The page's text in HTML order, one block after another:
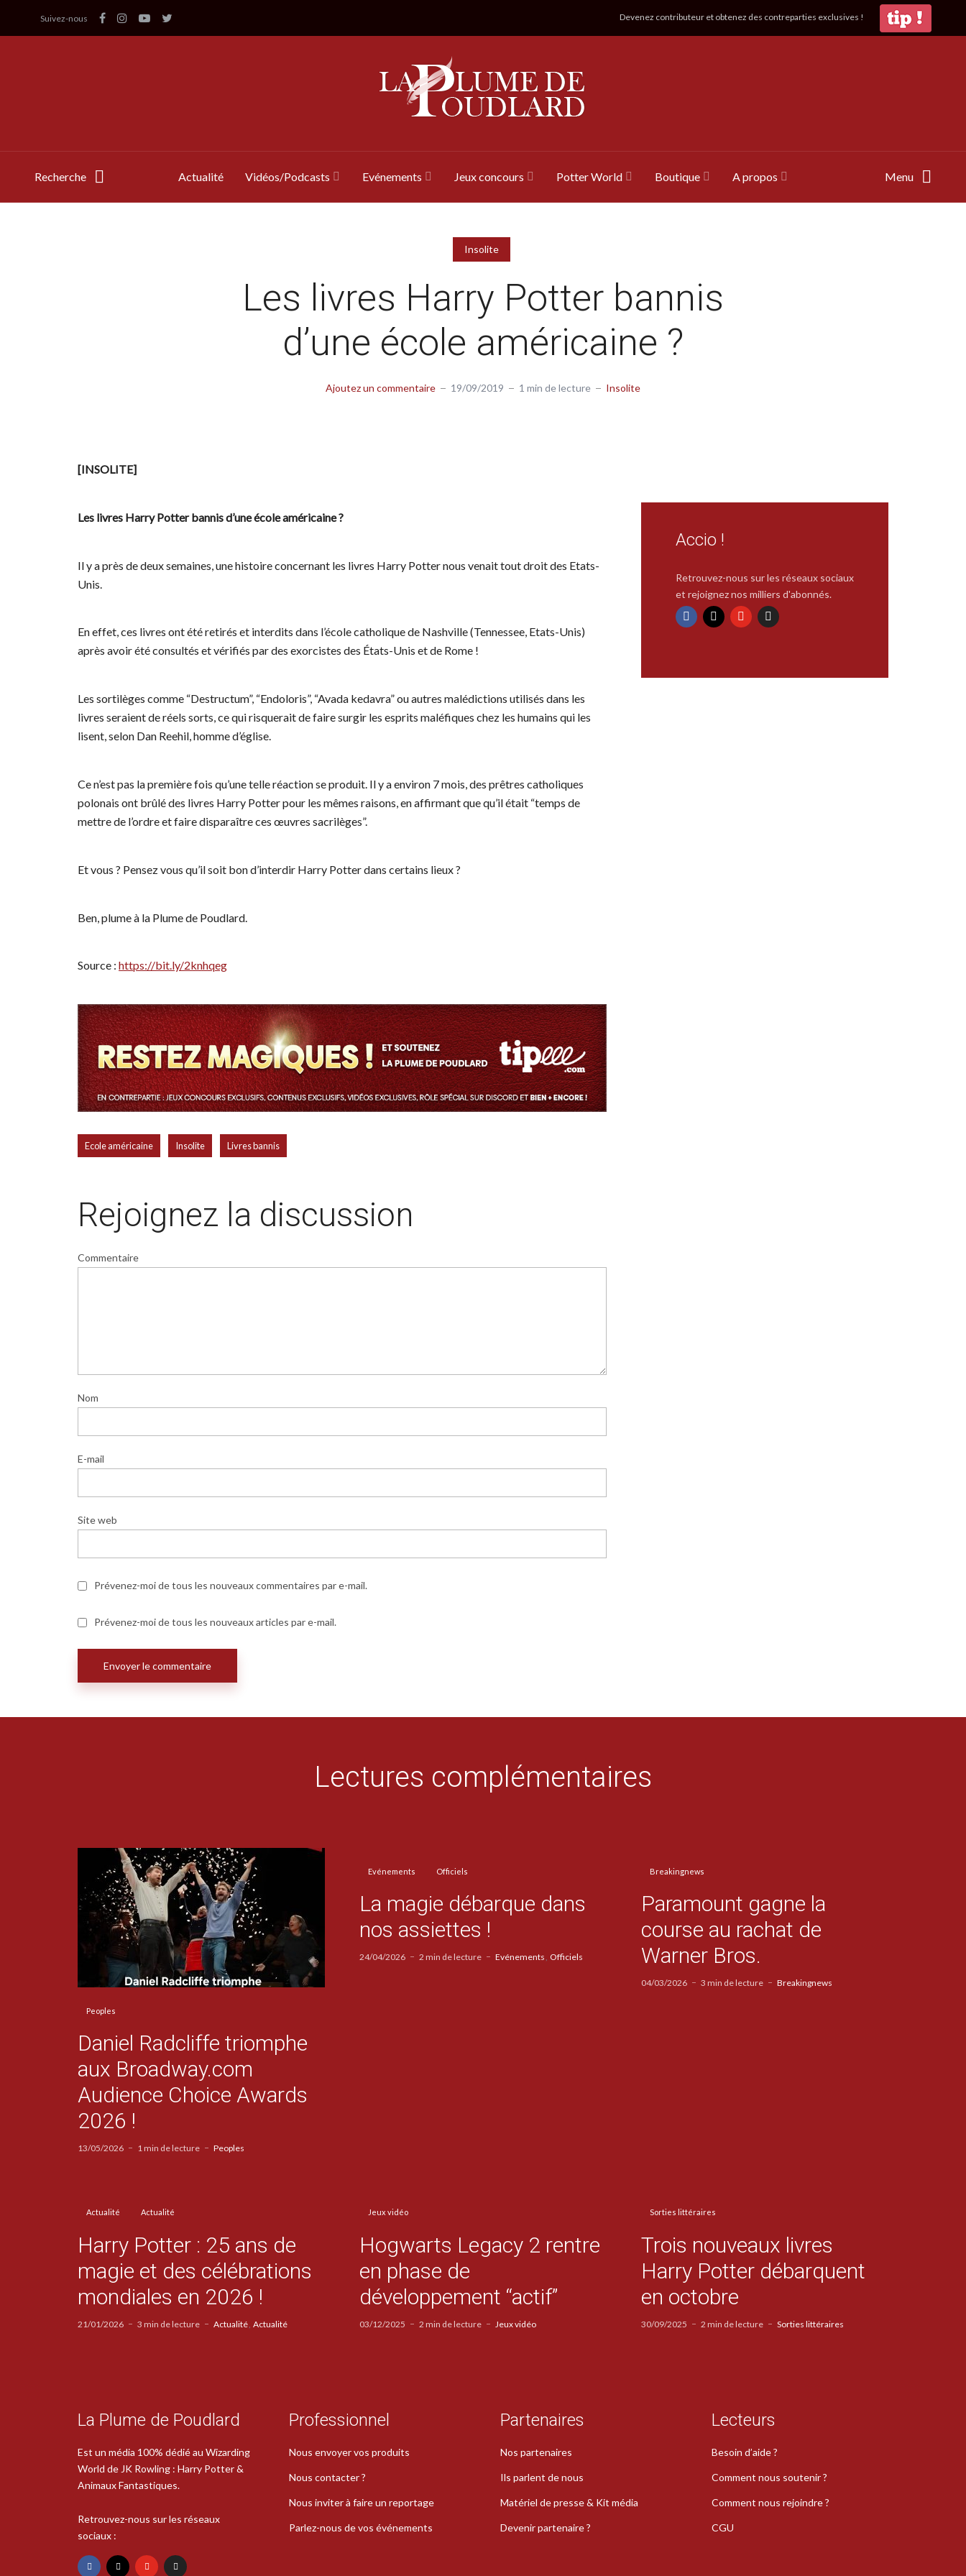
Suivez-nous Devenez contributeur et obtenez des contreparties exclusives !
Recherche Actualité Vidéos/Podcasts Evénements Jeux concours Potter World Boutique A propos Menu
Insolite
Les livres Harry Potter bannis
d’une école américaine ?
Ajoutez un commentaire 19/09/2019 1 min de lecture Insolite
[INSOLITE]
Les livres Harry Potter bannis d’une école américaine ?
Il y a près de deux semaines, une histoire concernant les livres Harry Potter nous venait tout droit des Etats-
Unis.
En effet, ces livres ont été retirés et interdits dans l’école catholique de Nashville (Tennessee, Etats-Unis)
après avoir été consultés et vérifiés par des exorcistes des États-Unis et de Rome !
Les sortilèges comme “Destructum”, “Endoloris”, “Avada kedavra” ou autres malédictions utilisés dans les
livres seraient de réels sorts, ce qui risquerait de faire surgir les esprits maléfiques chez les humains qui les
lisent, selon Dan Reehil, homme d’église.
Ce n’est pas la première fois qu’une telle réaction se produit. Il y a environ 7 mois, des prêtres catholiques
polonais ont brûlé des livres Harry Potter pour les mêmes raisons, en affirmant que qu’il était “temps de
mettre de l’ordre et faire disparaître ces œuvres sacrilèges”.
Et vous ? Pensez vous qu’il soit bon d’interdir Harry Potter dans certains lieux ?
Ben, plume à la Plume de Poudlard.
Source : https://bit.ly/2knhqeg
Ecole américaine Insolite Livres bannis
Rejoignez la discussion
Commentaire
Nom
E-mail
Site web
Prévenez-moi de tous les nouveaux commentaires par e-mail.
Prévenez-moi de tous les nouveaux articles par e-mail.
Accio !
Retrouvez-nous sur les réseaux sociaux
et rejoignez nos milliers d'abonnés.
Lectures complémentaires
Peoples
Daniel Radcliffe triomphe
aux Broadway.com
Audience Choice Awards
2026 !
13/05/2026 1 min de lecture Peoples
Evénements Officiels
La magie débarque dans
nos assiettes !
24/04/2026 2 min de lecture Evénements Officiels
Breakingnews
Paramount gagne la
course au rachat de
Warner Bros.
04/03/2026 3 min de lecture Breakingnews
Actualité Actualité
Harry Potter : 25 ans de
magie et des célébrations
mondiales en 2026 !
21/01/2026 3 min de lecture Actualité Actualité
Jeux vidéo
Hogwarts Legacy 2 rentre
en phase de
développement “actif”
03/12/2025 2 min de lecture Jeux vidéo
Sorties littéraires
Trois nouveaux livres
Harry Potter débarquent
en octobre
30/09/2025 2 min de lecture Sorties littéraires
La Plume de Poudlard
Est un média 100% dédié au Wizarding
World de JK Rowling : Harry Potter &
Animaux Fantastiques.
Retrouvez-nous sur les réseaux
sociaux :
Professionnel
Nous envoyer vos produits
Nous contacter ?
Nous inviter à faire un reportage
Parlez-nous de vos événements
Partenaires
Nos partenaires
Ils parlent de nous
Matériel de presse & Kit média
Devenir partenaire ?
Lecteurs
Besoin d’aide ?
Comment nous soutenir ?
Comment nous rejoindre ?
CGU